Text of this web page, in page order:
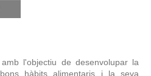
l'objectiu de desenvolupar la
hàbits alimentaris i la seva